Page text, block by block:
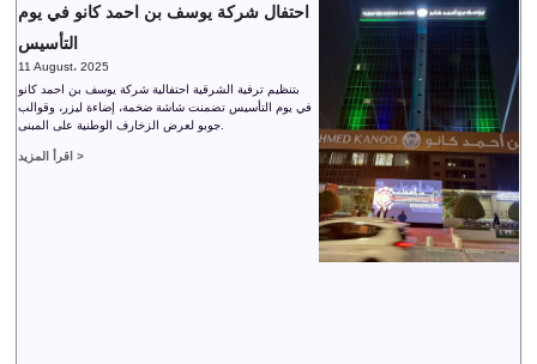
احتفال شركة يوسف بن احمد كانو في يوم
التأسيس
11 August، 2025
بتنظيم ترفية الشرقية احتفالية شركة يوسف بن احمد كانو
في يوم التأسيس تضمنت شاشة ضخمة، إضاءة ليزر، وقوالب
اقرأ المزيد >